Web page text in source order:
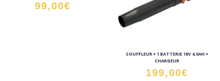
99,00€
SOUFFLEUR + 1 BATTERIE 18V 4.0AH +
CHARGEUR
199,00€